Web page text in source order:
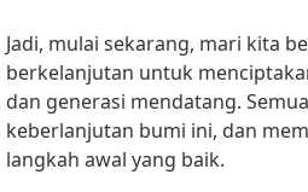
Jadi, mulai sekarang, mari kita
berkelanjutan untuk
dan generasi mendatang.
keberlanjutan bumi ini, dan
langkah awal yang baik.